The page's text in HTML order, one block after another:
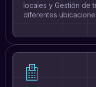
locales y Gestión de
diferentes